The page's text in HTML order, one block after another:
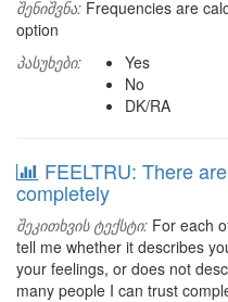
შენიშვნა: Frequencies are
option
პასუხები:
Yes
No
DK/RA
FEELTRU: There
completely
შეკითხვის ტექსტი: For each
tell me whether it describes
your feelings, or does not
many people I can trust